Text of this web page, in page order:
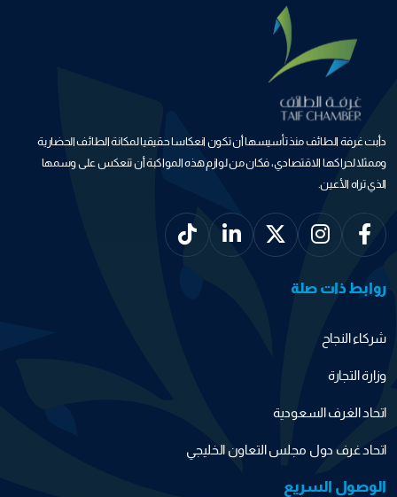
دأبت غرفة الطائف منذ تأسيسها أن تكون انعكاسا حقيقيا لمكانة الطائف الحضارية
وممثلا لحراكها الاقتصادي، فكان من لوازم هذه المواكبة أن تنعكس على وسمها
الذي تراه الأعين.
روابط ذات صلة
شركاء النجاح
وزارة التجارة
اتحاد الغرف السعودية
اتحاد غرف دول مجلس التعاون الخليجي
الوصول السريع